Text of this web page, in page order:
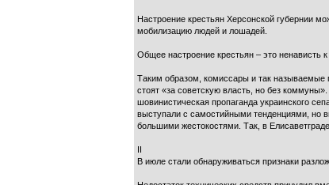
Настроение крестьян Херсонской губернии
мобилизацию людей и лошадей.
Общее настроение крестьян – это ненависть
Таким образом, комиссары и так называемые
стоят «за советскую власть, но без
шовинистическая пропаганда украинского
выступали с самостийными тенденциями, но
большими жестокостями. Так, в
II
В июле стали обнаруживаться признаки